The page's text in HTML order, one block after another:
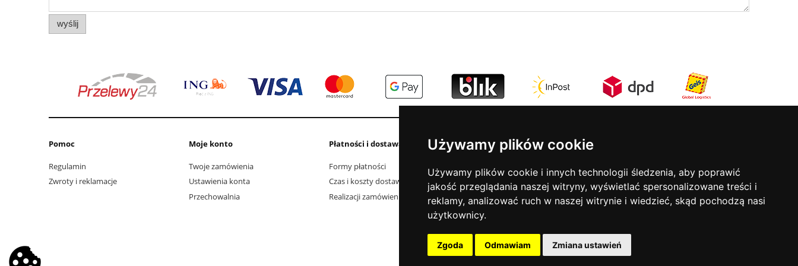
Używamy plików cookie
Używamy plików cookie i innych technologii śledzenia, aby poprawić
jakość przeglądania naszej witryny, wyświetlać spersonalizowane treści i
reklamy, analizować ruch w naszej witrynie i wiedzieć, skąd pochodzą nasi
użytkownicy.
Zgoda Odmawiam Zmiana ustawień
wyślij
Pomoc
Regulamin
Zwroty i reklamacje
Moje konto
Twoje zamówienia
Ustawienia konta
Przechowalnia
Płatności i dostawa
Formy płatności
Czas i koszty dostawy
Realizacji zamówienia
Informacje
Kontakt i dane firmy
Elektrośmieci
O firmie
Jak kupować?
Aktualności
Blog
ul. Stefana Batorego 17
31-135 Kraków
tel:
12 633 50 81
Godziny otwarcia:
Poniedziałek - Piątek: